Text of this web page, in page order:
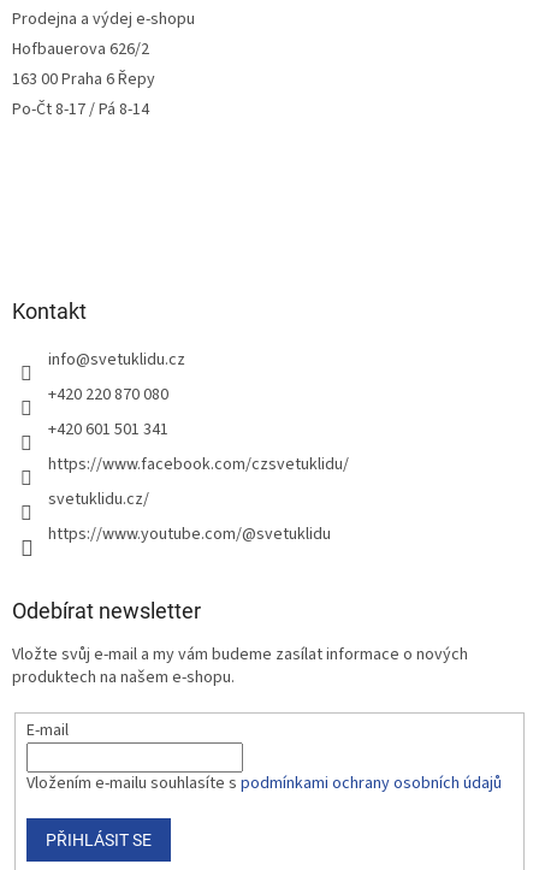
Prodejna a výdej e-shopu
Hofbauerova 626/2
163 00 Praha 6 Řepy
Po-Čt 8-17 / Pá 8-14
Kontakt
info@svetuklidu.cz
+420 220 870 080
+420 601 501 341
https://www.facebook.com/czsvetuklidu/
svetuklidu.cz/
https://www.youtube.com/@svetuklidu
Odebírat newsletter
Vložte svůj e-mail a my vám budeme zasílat informace o nových
produktech na našem e-shopu.
E-mail
Vložením e-mailu souhlasíte s podmínkami ochrany osobních údajů
PŘIHLÁSIT SE